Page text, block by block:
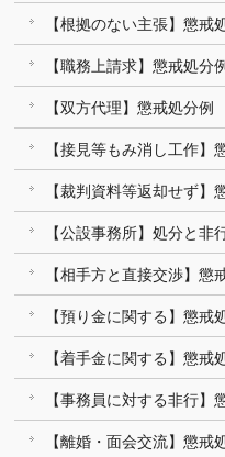
【根拠のない主張】懲戒
【職務上請求】懲戒処分例
【双方代理】懲戒処分例
【接見等もみ消し工作】
【裁判資料等返却せず】
【公設事務所】処分と非
【相手方と直接交渉】懲
【預り金に関する】懲戒
【着手金に関する】懲戒
【事務員に対する非行】
【離婚・面会交流】懲戒